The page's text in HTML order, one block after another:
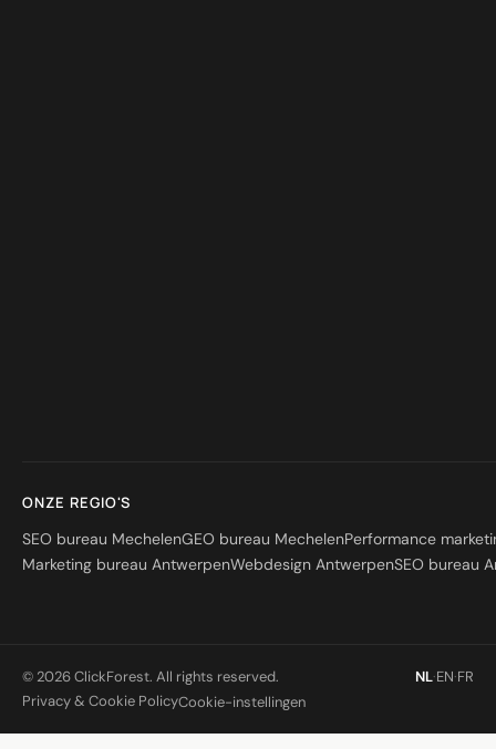
ONZE REGIO'S
SEO bureau MechelenGEO bureau MechelenPerformance
Marketing bureau AntwerpenWebdesign AntwerpenSEO bureau
© 2026 ClickForest. All rights reserved. NL·EN·FR
Privacy & Cookie PolicyCookie-instellingen